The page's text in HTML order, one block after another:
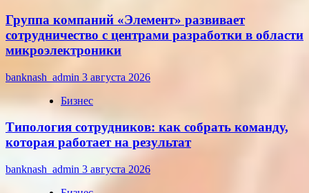
Группа компаний «Элемент» развивает
сотрудничество с центрами разработки в области
микроэлектроники
banknash_admin 3 августа 2026
Бизнес
Типология сотрудников: как собрать команду,
которая работает на результат
banknash_admin 3 августа 2026